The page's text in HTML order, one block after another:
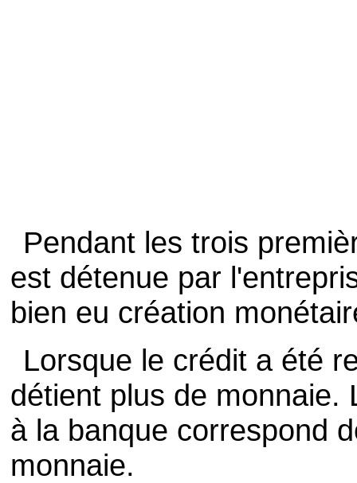
Pendant les trois
est détenue par
bien eu création
Lorsque le crédit a été
détient plus de monnaie.
à la banque correspond
monnaie.